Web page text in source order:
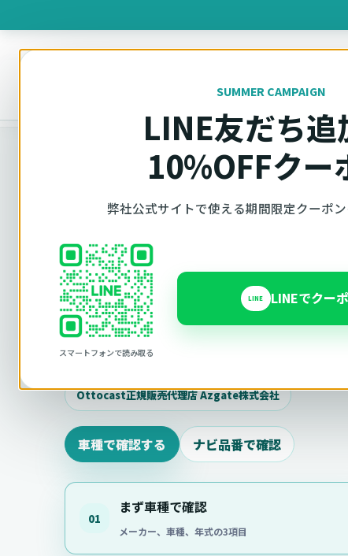
SUMMER CAMPAIGN
LINE友だち追
10%OFFクー
弊社公式サイトで使える期間限定クーポン
スマートフォンで読み取る
LINE LINEでクー
製品を
車種と年式で
Ottocast（オットキャスト）の対応製品、条件、
内で見られます。 迷った場合は、車種と年式を
相談ください。
Ottocast正規販売代理店 Azgate株式会社
車種で確認する ナビ品番で確認
01
まず車種で確認
メーカー、車種、年式の3項目